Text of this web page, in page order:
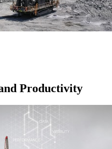
Productivity